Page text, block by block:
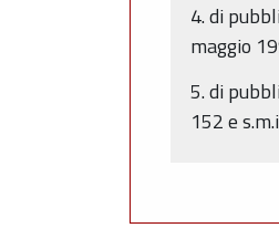
4. di
maggio
5. di
152 e